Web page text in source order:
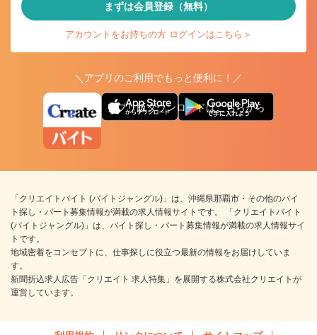
まずは会員登録（無料）
アカウントをお持ちの方 ログインはこちら＞
＼アプリのご利用でもっと便利に！／
アプリ版ダウンロードはこちらから
「クリエイトバイト (バイトジャングル)」は、沖縄県那覇市・その他のバイ
ト探し・パート募集情報が満載の求人情報サイトです。 「クリエイトバイト
(バイトジャングル)」は、バイト探し・パート募集情報が満載の求人情報サイ
トです。
地域密着をコンセプトに、仕事探しに役立つ最新の情報をお届けしていま
す。
新聞折込求人広告「クリエイト 求人特集」を展開する株式会社クリエイトが
運営しています。